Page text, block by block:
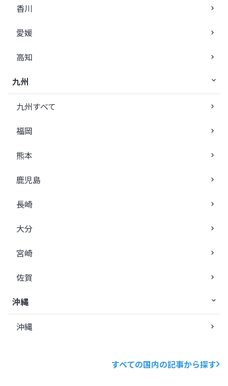
香川
愛媛
高知
九州
九州すべて
福岡
熊本
鹿児島
長崎
大分
宮崎
佐賀
沖縄
沖縄
すべての国内の記事から探す